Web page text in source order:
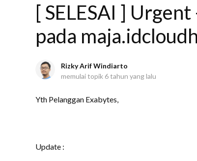
[ SELESAI ]
pada
Rizky Arif Windiarto
memulai topik 6 tahun yang lalu
Yth Pelanggan Exabytes,
Update :